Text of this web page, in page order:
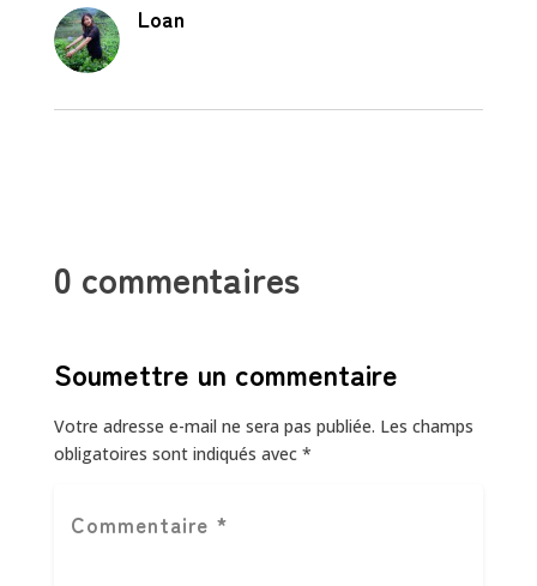
Loan
0 commentaires
Soumettre un commentaire
Votre adresse e-mail ne sera pas publiée. Les champs
obligatoires sont indiqués avec *